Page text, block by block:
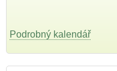
Podrobný kalendář